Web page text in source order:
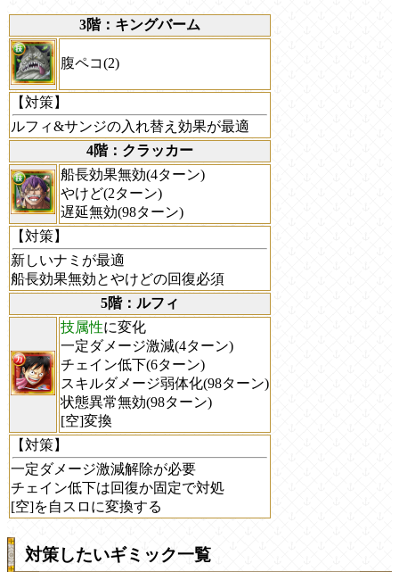
3階：キングバーム
腹ペコ(2)
【対策】
ルフィ&サンジの入れ替え効果が最適
4階：クラッカー
船長効果無効(4ターン)
やけど(2ターン)
遅延無効(98ターン)
【対策】
新しいナミが最適
船長効果無効とやけどの回復必須
5階：ルフィ
技属性に変化
一定ダメージ激減(4ターン)
チェイン低下(6ターン)
スキルダメージ弱体化(98ターン)
状態異常無効(98ターン)
[空]変換
【対策】
一定ダメージ激減解除が必要
チェイン低下は回復か固定で対処
[空]を自スロに変換する
対策したいギミック一覧